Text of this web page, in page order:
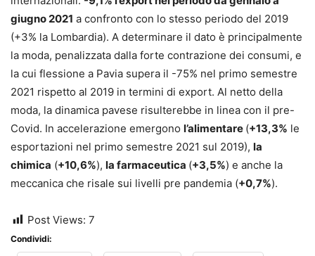
giugno 2021 a confronto con lo stesso periodo del 2019
(+3% la Lombardia). A determinare il dato è principalmente
la moda, penalizzata dalla forte contrazione dei consumi, e
la cui flessione a Pavia supera il -75% nel primo semestre
2021 rispetto al 2019 in termini di export. Al netto della
moda, la dinamica pavese risulterebbe in linea con il pre-
Covid. In accelerazione emergono l’alimentare (+13,3% le
esportazioni nel primo semestre 2021 sul 2019), la
chimica (+10,6%), la farmaceutica (+3,5%) e anche la
meccanica che risale sui livelli pre pandemia (+0,7%).
Post Views: 7
Condividi: